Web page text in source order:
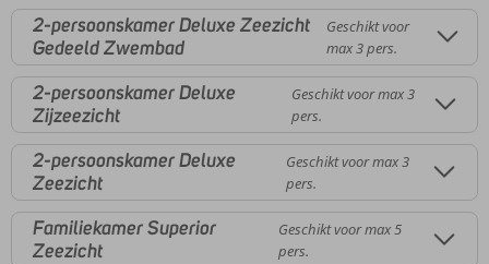
2-persoonskamer Deluxe Zeezicht
Gedeeld Zwembad
Geschikt voor
max 3 pers.
2-persoonskamer Deluxe
Zijzeezicht
Geschikt voor max 3
pers.
2-persoonskamer Deluxe
Zeezicht
Geschikt voor max 3
pers.
Familiekamer Superior
Zeezicht
Geschikt voor max 5
pers.